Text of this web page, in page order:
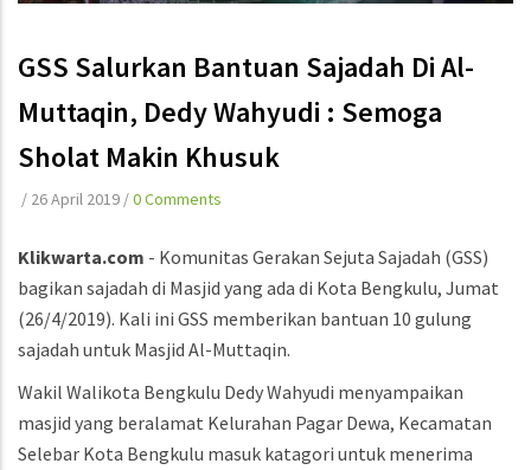
GSS Salurkan Bantuan Sajadah Di Al-
Muttaqin, Dedy Wahyudi : Semoga
Sholat Makin Khusuk
/ 26 April 2019 /0 Comments
Klikwarta.com - Komunitas Gerakan Sejuta Sajadah (GSS)
bagikan sajadah di Masjid yang ada di Kota Bengkulu, Jumat
(26/4/2019). Kali ini GSS memberikan bantuan 10 gulung
sajadah untuk Masjid Al-Muttaqin.
Wakil Walikota Bengkulu Dedy Wahyudi menyampaikan
masjid yang beralamat Kelurahan Pagar Dewa, Kecamatan
Selebar Kota Bengkulu masuk katagori untuk menerima